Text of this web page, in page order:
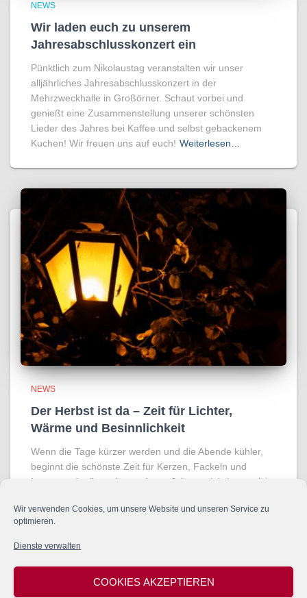
Wir verwenden Cookies, um unsere Website und unseren Service zu
optimieren.
Dienste verwalten
COOKIES AKZEPTIEREN
NEWS
Wir laden euch zu unserem
Jahresabschlusskonzert ein
Pünktlich zum Nikolaustag veranstalten wir unser
alljährliches Jahresabschlusskonzert in der
Mehrzweckhalle in Großörner. Schaut vorbei und
genießt eine Zusammenstellung unserer schönsten
Lieder des Jahres bei Kaffee und selbst gebackenem
Kuchen! Wir freuen uns auf euch! Weiterlesen…
NEWS
Der Herbst ist da – Zeit für Lichter,
Wärme und Besinnlichkeit
Wenn die Tage kürzer werden und die Abende kühler,
beginnt die schönste Zeit für Kerzen, Fackeln und
Laternen. In dieser besonderen Jahreszeit bringen viele
Straßen. Wie in Weiterlesen…